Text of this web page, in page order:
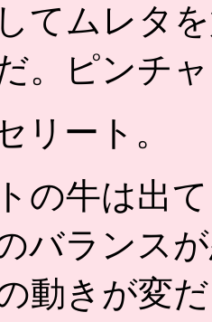
てムレタ
。ピンチ
リート。
の牛は出
バランス
動きが変